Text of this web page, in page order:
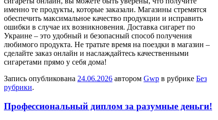
именно те продукты, которые заказали. Магазины стремятся
обеспечить максимальное качество продукции и исправить
ошибки в случае их возникновения. Доставка сигарет по
Украине – это удобный и безопасный способ получения
любимого продукта. Не тратьте время на поездки в магазин –
сделайте заказ онлайн и наслаждайтесь качественными
сигаретами прямо у себя дома!
Запись опубликована 24.06.2026 автором Gwp в рубрике Без
рубрики.
Профессиональный диплом за разумные деньги!